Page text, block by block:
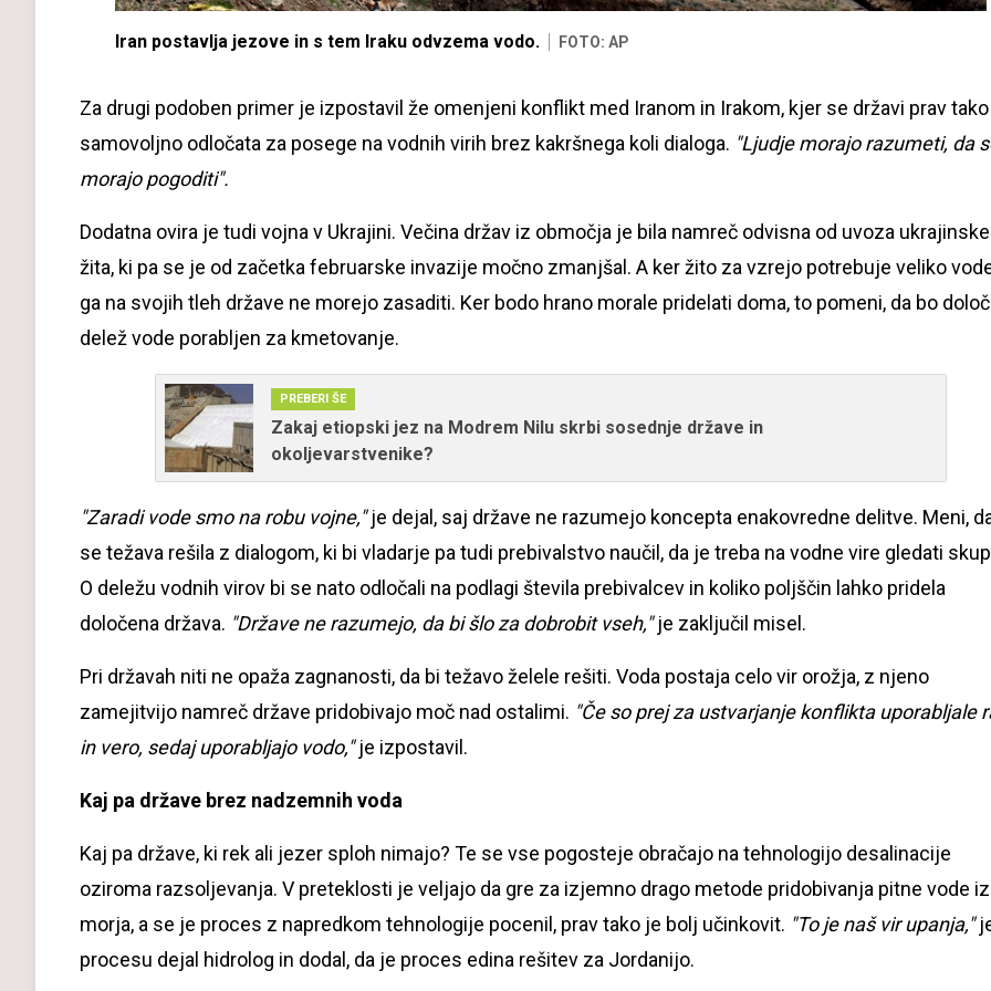
Iran postavlja jezove in s tem Iraku odvzema vodo. FOTO: AP
Za drugi podoben primer je izpostavil že omenjeni konflikt med Iranom in Irakom, kjer se državi prav tako
samovoljno odločata za posege na vodnih virih brez kakršnega koli dialoga. "Ljudje morajo razumeti, da
morajo pogoditi".
Dodatna ovira je tudi vojna v Ukrajini. Večina držav iz območja je bila namreč odvisna od uvoza
žita, ki pa se je od začetka februarske invazije močno zmanjšal. A ker žito za vzrejo potrebuje veliko
ga na svojih tleh države ne morejo zasaditi. Ker bodo hrano morale pridelati doma, to pomeni, da bo
delež vode porabljen za kmetovanje.
PREBERI ŠE
Zakaj etiopski jez na Modrem Nilu skrbi sosednje države in
okoljevarstvenike?
"Zaradi vode smo na robu vojne,"je dejal, saj države ne razumejo koncepta enakovredne delitve. Meni,
se težava rešila z dialogom, ki bi vladarje pa tudi prebivalstvo naučil, da je treba na vodne vire gledati
O deležu vodnih virov bi se nato odločali na podlagi števila prebivalcev in koliko poljščin lahko pridela
določena država. "Države ne razumejo, da bi šlo za dobrobit vseh,"je zaključil misel.
Pri državah niti ne opaža zagnanosti, da bi težavo želele rešiti. Voda postaja celo vir orožja, z njeno
zamejitvijo namreč države pridobivajo moč nad ostalimi. "Če so prej za ustvarjanje konflikta uporabljale
in vero, sedaj uporabljajo vodo,"je izpostavil.
Kaj pa države brez nadzemnih voda
Kaj pa države, ki rek ali jezer sploh nimajo? Te se vse pogosteje obračajo na tehnologijo desalinacije
oziroma razsoljevanja. V preteklosti je veljajo da gre za izjemno drago metode pridobivanja pitne vode iz
morja, a se je proces z napredkom tehnologije pocenil, prav tako je bolj učinkovit. "To je naš vir upanja,"
procesu dejal hidrolog in dodal, da je proces edina rešitev za Jordanijo.